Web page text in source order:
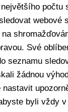
počtu
webové
Své
seznamu
žádnou
nastavit
byli vždy v